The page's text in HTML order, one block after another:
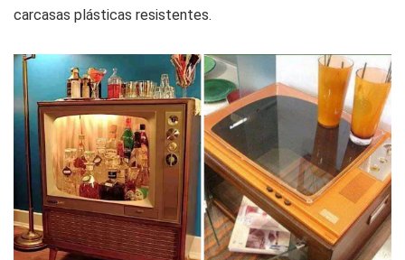
carcasas plásticas resistentes.